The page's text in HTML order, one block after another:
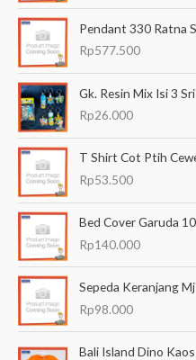
u
Pendant 330 Ratna
Rp577.500
Gk. Resin Mix Isi 3 Sri
Rp26.000
T Shirt Cot Ptih
Rp53.500
Bed Cover Garuda
Rp140.000
Sepeda Keranjang Mj
Rp98.000
Bali Island Dino